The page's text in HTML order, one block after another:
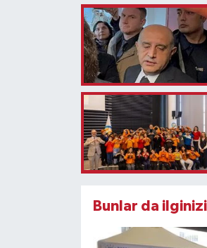
Bunlar da